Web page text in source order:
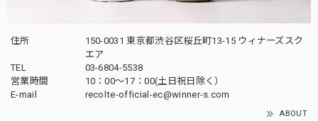
住所
150-0031 東京都渋谷区桜丘町13-15 ウィナーズスク
エア
TEL
03-6804-5538
営業時間
10：00〜17：00(土日祝日除く）
E-mail
recolte-official-ec@winner-s.com
ABOUT